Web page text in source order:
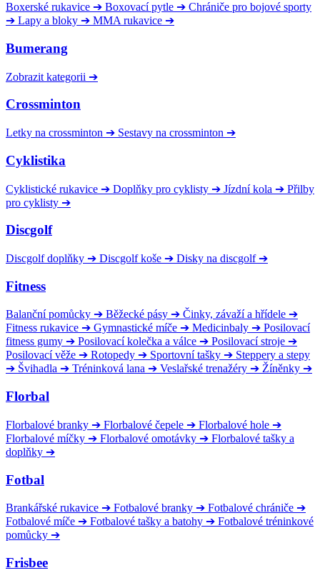
Boxerské rukavice ➔ Boxovací pytle ➔ Chrániče pro bojové sporty
➔ Lapy a bloky ➔ MMA rukavice ➔
Bumerang
Zobrazit kategorii ➔
Crossminton
Letky na crossminton ➔ Sestavy na crossminton ➔
Cyklistika
Cyklistické rukavice ➔ Doplňky pro cyklisty ➔ Jízdní kola ➔ Přilby
pro cyklisty ➔
Discgolf
Discgolf doplňky ➔ Discgolf koše ➔ Disky na discgolf ➔
Fitness
Balanční pomůcky ➔ Běžecké pásy ➔ Činky, závaží a hřídele ➔
Fitness rukavice ➔ Gymnastické míče ➔ Medicinbaly ➔ Posilovací
fitness gumy ➔ Posilovací kolečka a válce ➔ Posilovací stroje ➔
Posilovací věže ➔ Rotopedy ➔ Sportovní tašky ➔ Steppery a stepy
➔ Švihadla ➔ Tréninková lana ➔ Veslařské trenažéry ➔ Žíněnky ➔
Florbal
Florbalové branky ➔ Florbalové čepele ➔ Florbalové hole ➔
Florbalové míčky ➔ Florbalové omotávky ➔ Florbalové tašky a
doplňky ➔
Fotbal
Brankářské rukavice ➔ Fotbalové branky ➔ Fotbalové chrániče ➔
Fotbalové míče ➔ Fotbalové tašky a batohy ➔ Fotbalové tréninkové
pomůcky ➔
Frisbee